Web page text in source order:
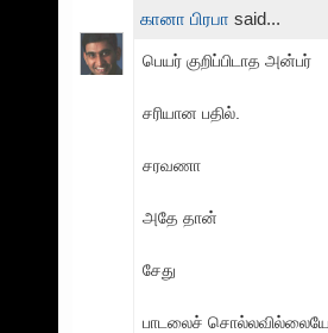
கானா பிரபா said...
பெயர் குறிப்பிடாத அன்பர்
சரியான பதில்.
சரவணா
அதே தான்
சேது
பாடலைச்